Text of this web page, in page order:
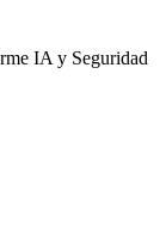
IA y Seguridad